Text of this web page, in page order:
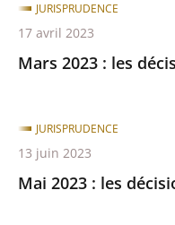
Mars 2023 : les
JURISPRUDENCE
17 avril 2023
Mai 2023 : les
JURISPRUDENCE
13 juin 2023